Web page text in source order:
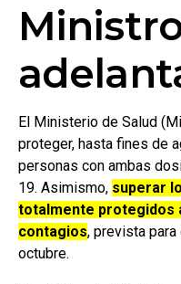
El Ministerio de Salud
proteger, hasta fines de
personas con ambas
19. Asimismo, superar
totalmente protegidos
contagios, prevista
octubre.